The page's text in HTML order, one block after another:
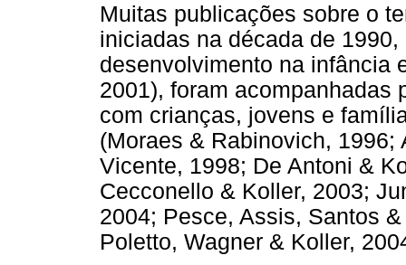
Muitas publicações sobre o
iniciadas na década de
desenvolvimento na infância
2001), foram acompanhadas
com crianças, jovens e
(Moraes & Rabinovich,
Vicente, 1998; De Antoni &
Cecconello & Koller, 2003;
2004; Pesce, Assis, Santos
Poletto, Wagner & Koller,